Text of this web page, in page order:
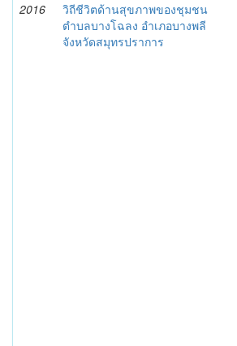
2016
วิถีชีวิตด้านสุขภาพของชุมชน
ตำบลบางโฉลง อำเภอบางพลี
จังหวัดสมุทรปราการ